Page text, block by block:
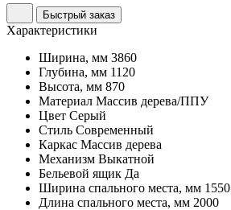
Быстрый заказ
Характеристики
Ширина, мм 3860
Глубина, мм 1120
Высота, мм 870
Материал Массив дерева/ППУ
Цвет Серый
Стиль Современный
Каркас Массив дерева
Механизм Выкатной
Бельевой ящик Да
Ширина спального места, мм 1550
Длина спального места, мм 2000